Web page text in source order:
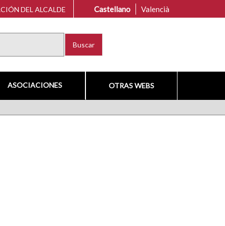
DEL ALCALDE Castellano Valencià
ASOCIACIONES OTRAS WEBS